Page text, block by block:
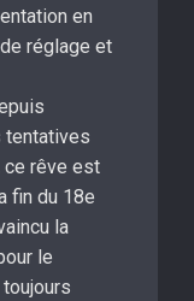
en
réglage et
tentatives
ce rêve est
fin du 18e
la
le
toujours